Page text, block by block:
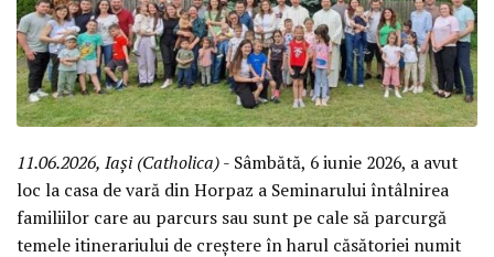
11.06.2026, Iași (Catholica)- Sâmbătă, 6 iunie 2026, a avut
loc la casa de vară din Horpaz a Seminarului întâlnirea
familiilor care au parcurs sau sunt pe cale să parcurgă
temele itinerariului de creștere în harul căsătoriei numit